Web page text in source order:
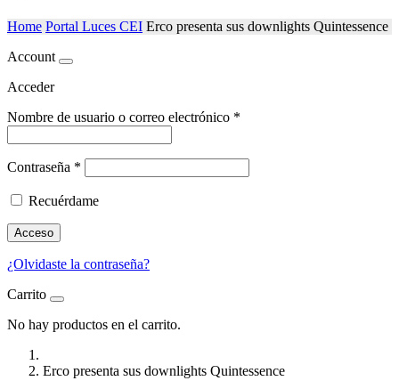
Home Portal Luces CEI Erco presenta sus downlights Quintessence
Account
Acceder
Nombre de usuario o correo electrónico *
Contraseña *
Recuérdame
Acceso
¿Olvidaste la contraseña?
Carrito
No hay productos en el carrito.
Erco presenta sus downlights Quintessence